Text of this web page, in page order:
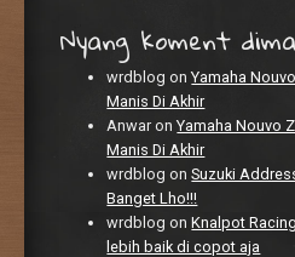
Nyang koment
wrdblog onYamaha
Manis Di Akhir
Anwar onYamaha Nouvo
Manis Di Akhir
wrdblog onSuzuki
Banget Lho!!!
wrdblog onKnalpot
lebih baik di copot aja